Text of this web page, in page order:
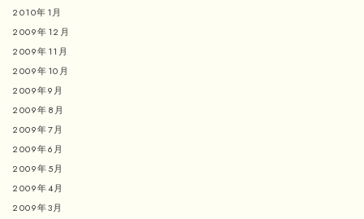
2010年1月
2009年12月
2009年11月
2009年10月
2009年9月
2009年8月
2009年7月
2009年6月
2009年5月
2009年4月
2009年3月